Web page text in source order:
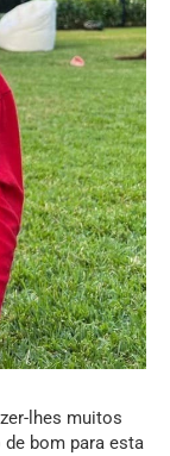
lhes muitos
bom para esta